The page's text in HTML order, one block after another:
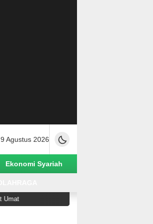
9 Agustus 2026
Ekonomi Syariah